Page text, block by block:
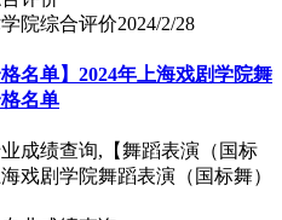
院综合评价2024/2/28
名单】2024年上海戏剧学院舞
名单
成绩查询,【舞蹈表演（国标
戏剧学院舞蹈表演（国标舞）